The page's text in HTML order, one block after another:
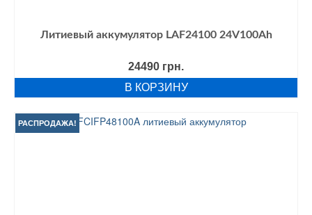
Литиевый аккумулятор LAF24100 24V100Ah
24490 грн.
В КОРЗИНУ
РАСПРОДАЖА!